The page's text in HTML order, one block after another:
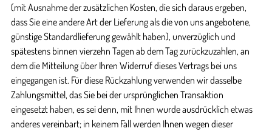
(mit Ausnahme der zusätzlichen Kosten, die sich daraus ergeben,
dass Sie eine andere Art der Lieferung als die von uns angebotene,
günstige Standardlieferung gewählt haben), unverzüglich und
spätestens binnen vierzehn Tagen ab dem Tag zurückzuzahlen, an
dem die Mitteilung über Ihren Widerruf dieses Vertrags bei uns
eingegangen ist. Für diese Rückzahlung verwenden wir dasselbe
Zahlungsmittel, das Sie bei der ursprünglichen Transaktion
eingesetzt haben, es sei denn, mit Ihnen wurde ausdrücklich etwas
anderes vereinbart; in keinem Fall werden Ihnen wegen dieser